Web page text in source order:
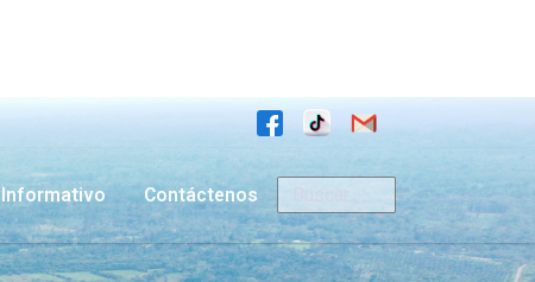
Informativo Contáctenos